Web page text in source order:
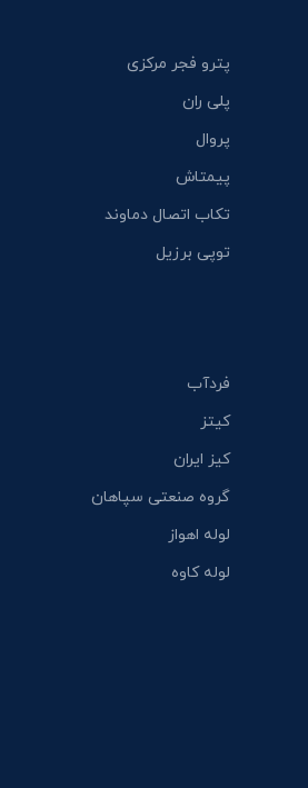
پترو فجر مرکزی
پلی ران
پروال
پیمتاش
تکاب اتصال دماوند
توپی برزیل
فردآب
کیتز
کیز ایران
گروه صنعتی سپاهان
لوله اهواز
لوله کاوه